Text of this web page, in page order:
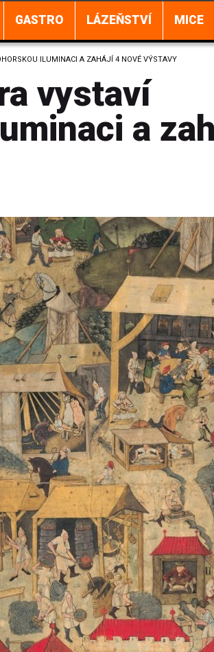
GASTRO LÁZEŇSTVÍ MICE
ILUMINACI A ZAHÁJÍ 4 NOVÉ VÝSTAVY
vystaví
a